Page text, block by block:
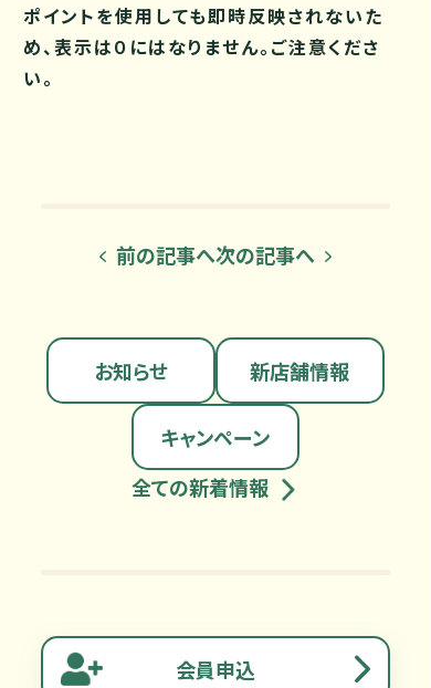
ポイントを使用しても即時反映されないた
め、表示は０にはなりません。ご注意くださ
い。
前の記事へ次の記事へ
お知らせ 新店舗情報
キャンペーン
全ての新着情報
会員申込